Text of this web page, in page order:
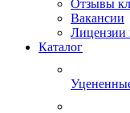
Отзывы
Вакансии
Лицензии
Каталог